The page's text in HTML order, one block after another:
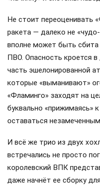
Не стоит переоценивать
ракета — далеко не
вполне может быть
ПВО. Опасность кроется в
часть эшелонированной
которые «выманивают»
«Фламинго» заходят на
буквально «прижимаясь»
оставаться
И всё же трио из двух
встречались не просто
королевский ВПК
даже начнёт ее сборку